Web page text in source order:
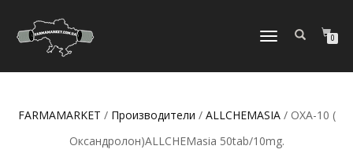
ПЕРЕКЛЮЧИТЬ
0
FARMAMARKET / Производители / ALLCHEMASIA/ OXA-10 (
Оксандролон)ALLCHEMasia 50tab/10mg.